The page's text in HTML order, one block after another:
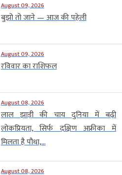
August 09, 2026
बुझो तो जाने — आज की पहेली
August 09, 2026
रविवार का राशिफल
August 08, 2026
लाल झाड़ी की चाय दुनिया में बढ़ी
लोकप्रियता, सिर्फ दक्षिण अफ्रीका में
मिलता है पौधा,...
August 08, 2026